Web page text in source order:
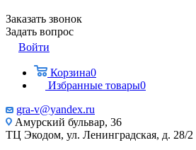
Заказать звонок
Задать вопрос
Войти
Корзина0
Избранные товары0
gra-v@yandex.ru
Амурский бульвар, 36
ТЦ Экодом, ул. Ленинградская, д. 28/2